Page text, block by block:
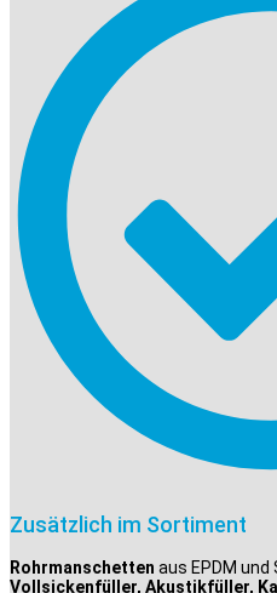
Zusätzlich im Sortiment
Rohrmanschetten aus EPDM und
Vollsickenfüller, Akustikfüller,